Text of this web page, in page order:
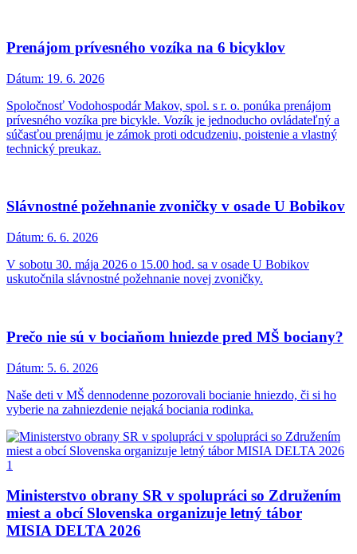
Prenájom prívesného vozíka na 6 bicyklov
Dátum: 19. 6. 2026
Spoločnosť Vodohospodár Makov, spol. s r. o. ponúka prenájom
prívesného vozíka pre bicykle. Vozík je jednoducho ovládateľný a
súčasťou prenájmu je zámok proti odcudzeniu, poistenie a vlastný
technický preukaz.
Slávnostné požehnanie zvoničky v osade U Bobikov
Dátum: 6. 6. 2026
V sobotu 30. mája 2026 o 15.00 hod. sa v osade U Bobikov
uskutočnila slávnostné požehnanie novej zvoničky.
Prečo nie sú v bociaňom hniezde pred MŠ bociany?
Dátum: 5. 6. 2026
Naše deti v MŠ dennodenne pozorovali bocianie hniezdo, či si ho
vyberie na zahniezdenie nejaká bociania rodinka.
Ministerstvo obrany SR v spolupráci so Združením
miest a obcí Slovenska organizuje letný tábor
MISIA DELTA 2026